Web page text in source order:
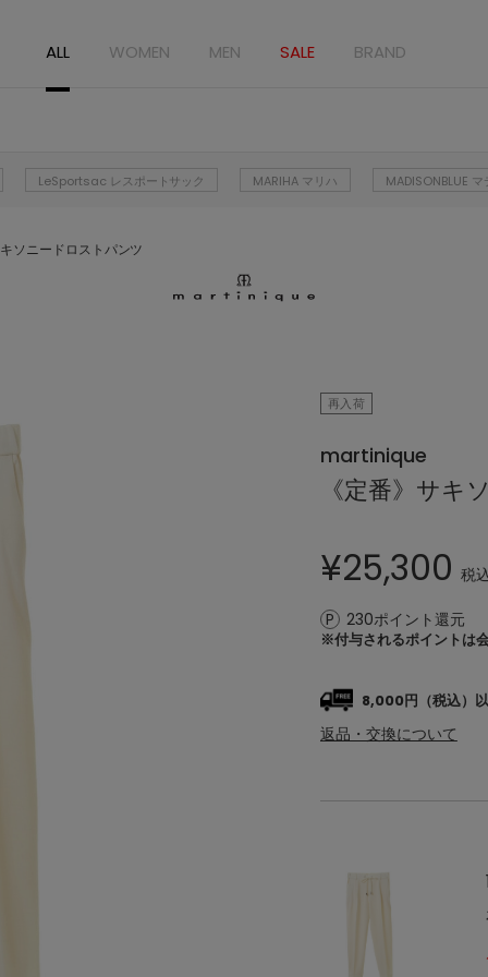
ALL WOMEN MEN SALE BRAND
LeSportsac レスポートサック MARIHA マリハ MADISONBLUE
ソニードロストパンツ
再入荷
martinique
《定番》サキ
¥25,300 税
230ポイント還元
※付与されるポイントは
8,000円（税込）
返品・交換について